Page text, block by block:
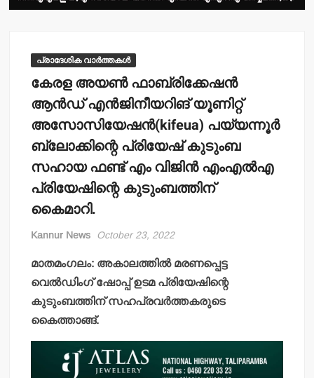
പ്രാദേശിക വാർത്തകൾ
കേരള അയണ്‍ ഫാബ്രിക്കേഷന്‍
ആന്‍ഡ് എന്‍ജിനീയറിങ് യൂണിറ്റ്
അസോസിയേഷന്‍(kifeua) പയ്യന്നൂര്‍
ബ്ലോക്കിന്റെ പ്രിയേഷ് കുടുംബ
സഹായ ഫണ്ട് എം വിജിന്‍ എംഎല്‍എ
പ്രിയേഷിന്റെ കുടുംബത്തിന്
കൈമാറി.
Kannur News October 23, 2022
മാതമംഗലം: അകാലത്തില്‍ മരണപ്പെട്ട
വെല്‍ഡിംഗ് ഷോപ്പ് ഉടമ പ്രിയേഷിന്റെ
കുടുംബത്തിന് സഹപ്രവര്‍ത്തകരുടെ
കൈത്താങ്ങ്.